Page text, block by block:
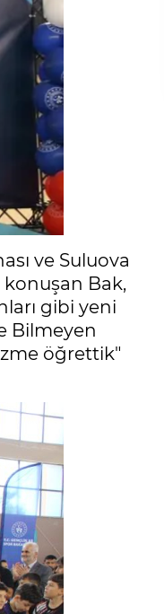
ve Suluova
konuşan Bak,
gibi yeni
Bilmeyen
öğrettik"